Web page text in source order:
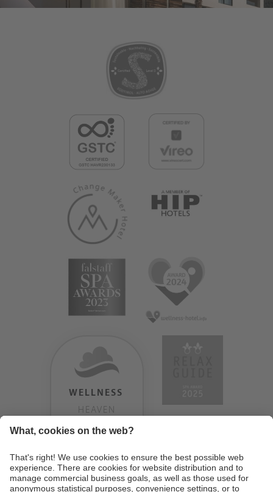
WELLNESS
HEAVEN
TESTERGEBNIS: